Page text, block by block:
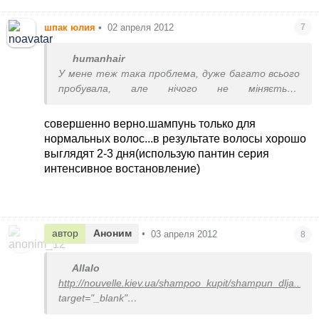
шпак юлия • 02 апреля 2012 7
humanhair
У мене теж така проблема, дуже багато всього
пробувала, але нічого не міняється.
нейтральний для щоденного миття, який
просто очищає і мийте голову почерез день, або
совершенно верно.шампунь только для
нормальных волос...в результате волосы хорошо
выглядят 2-3 дня(использую пантин серия
интенсивное востановление)
автор Аноним • 03 апреля 2012 8
Allalo
http://nouvelle.kiev.ua/shampoo_kupit/shampun_dlja...
target="_blank"